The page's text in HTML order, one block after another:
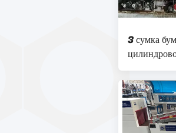
3 сумка
машины
упаковку